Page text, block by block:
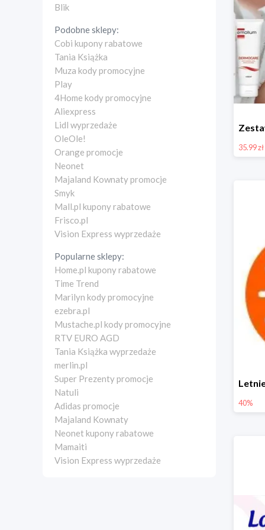
Blik
Podobne sklepy:
Cobi kupony rabatowe
Tania Książka
Muza kody promocyjne
Play
4Home kody promocyjne
Aliexpress
Lidl wyprzedaże
OleOle!
Orange promocje
Neonet
Majaland Kownaty promocje
Smyk
Mall.pl kupony rabatowe
Frisco.pl
Vision Express wyprzedaże
Popularne sklepy:
Home.pl kupony rabatowe
Time Trend
Marilyn kody promocyjne
ezebra.pl
Mustache.pl kody promocyjne
RTV EURO AGD
Tania Książka wyprzedaże
merlin.pl
Super Prezenty promocje
Natuli
Adidas promocje
Majaland Kownaty
Neonet kupony rabatowe
Mamaiti
Vision Express wyprzedaże
35.99 zł
40%